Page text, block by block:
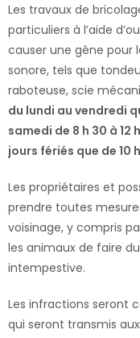
Les travaux de
particuliers à l’aide
causer une gêne pour
sonore, tels que
raboteuse, scie
du lundi au vendredi
samedi de 8 h 30 à 12
jours fériés que de 10 h
Les propriétaires et
prendre toutes
voisinage, y compris
les animaux de faire
intempestive.
Les infractions seront
qui seront transmis